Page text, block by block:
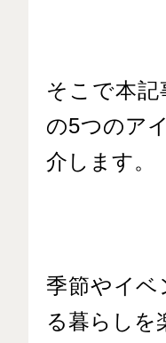
そこで本
の5つのア
介します。
季節やイ
る暮らしを